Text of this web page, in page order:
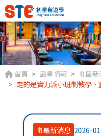
首頁 最星情報
🔖最
走的是實力派小班制教學
🔖最新消息 2026-